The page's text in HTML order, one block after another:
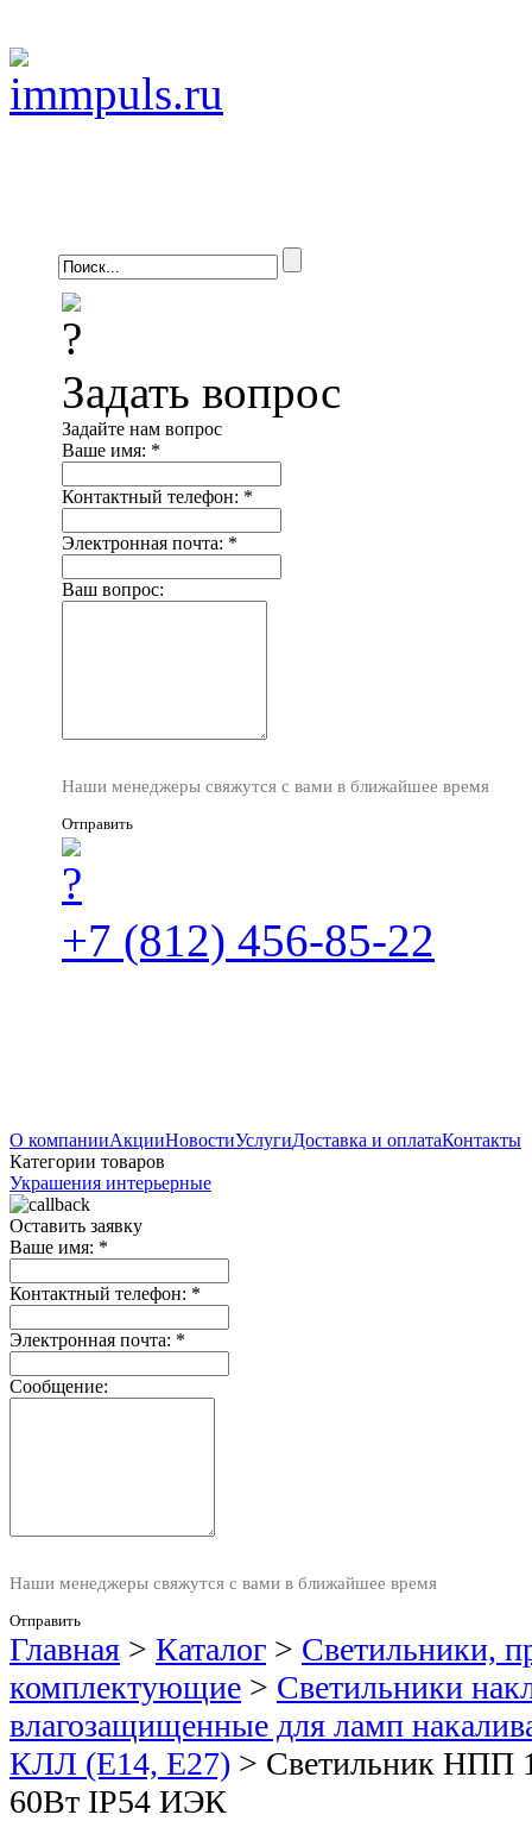
Задать вопрос
Задайте нам вопрос
Ваше имя: *
Контактный телефон: *
Электронная почта: *
Ваш вопрос:
Наши менеджеры свяжутся с вами в ближайшее время
Отправить
+7 (812) 456-85-22
О компанииАкцииНовостиУслугиДоставка и оплатаКонтакты
Категории товаров
Украшения интерьерные
Оставить заявку
Ваше имя: *
Контактный телефон: *
Электронная почта: *
Сообщение:
Наши менеджеры свяжутся с вами в ближайшее время
Отправить
Главная > Каталог > Светильники,
комплектующие > Светильники
влагозащищенные для ламп
КЛЛ (Е14, Е27) > Светильник НПП
60Вт IP54 ИЭК